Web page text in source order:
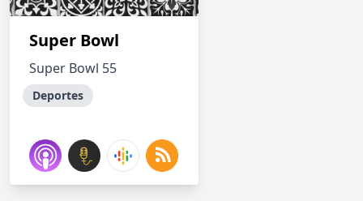
Super Bowl
Super Bowl 55
Deportes